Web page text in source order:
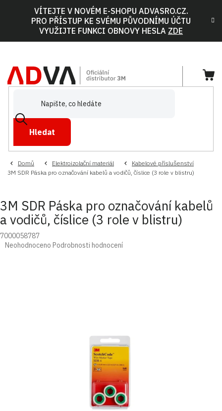
VÍTEJTE V NOVÉM E-SHOPU ADVASRO.CZ.
PRO PŘÍSTUP KE SVÉMU PŮVODNÍMU ÚČTU
VYUŽIJTE FUNKCI OBNOVY HESLA ZDE
Hledat
Domů Elektroizolační materiál
Kabelové příslušenství
3M SDR Páska pro označování kabelů a vodičů, číslice (3 role v blistru)
3M SDR Páska pro označování kabelů
a vodičů, číslice (3 role v blistru)
7000058787
Průměrné
Neohodnoceno Podrobnosti hodnocení